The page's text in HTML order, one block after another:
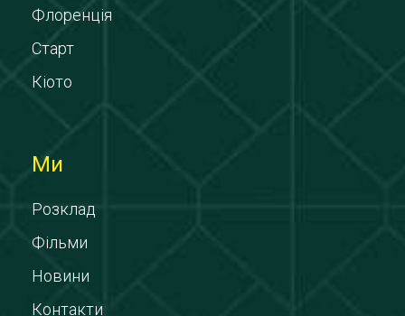
Флоренція
Старт
Кіото
Ми
Розклад
Фільми
Новини
Контакти